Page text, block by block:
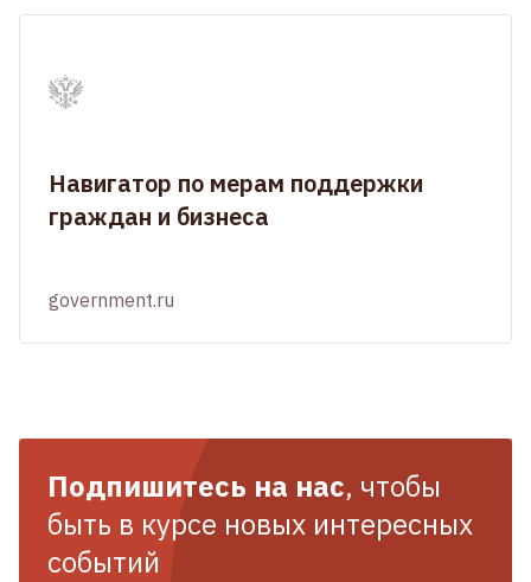
Навигатор по мерам поддержки
граждан и бизнеса
government.ru
Подпишитесь на нас, чтобы
быть в курсе новых интересных
событий